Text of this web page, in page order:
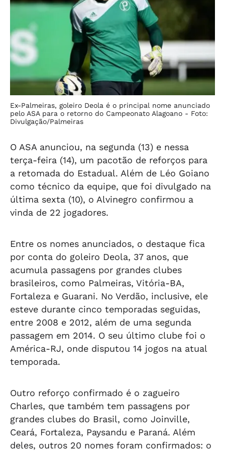
Ex-Palmeiras, goleiro Deola é o principal nome anunciado
pelo ASA para o retorno do Campeonato Alagoano - Foto:
Divulgação/Palmeiras
O ASA anunciou, na segunda (13) e nessa
terça-feira (14), um pacotão de reforços para
a retomada do Estadual. Além de Léo Goiano
como técnico da equipe, que foi divulgado na
última sexta (10), o Alvinegro confirmou a
vinda de 22 jogadores.
Entre os nomes anunciados, o destaque fica
por conta do goleiro Deola, 37 anos, que
acumula passagens por grandes clubes
brasileiros, como Palmeiras, Vitória-BA,
Fortaleza e Guarani. No Verdão, inclusive, ele
esteve durante cinco temporadas seguidas,
entre 2008 e 2012, além de uma segunda
passagem em 2014. O seu último clube foi o
América-RJ, onde disputou 14 jogos na atual
temporada.
Outro reforço confirmado é o zagueiro
Charles, que também tem passagens por
grandes clubes do Brasil, como Joinville,
Ceará, Fortaleza, Paysandu e Paraná. Além
deles, outros 20 nomes foram confirmados: o